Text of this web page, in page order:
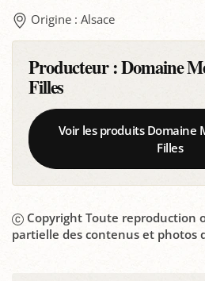
Origine : Alsace
Producteur :Domaine
Filles
Voir les produits Domaine
Filles
Copyright Toute reproduction
partielle des contenus et photos